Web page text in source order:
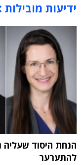
תוכן פרסומי
ידיעות מובילות
הנחת היסוד שעליה
להתערער